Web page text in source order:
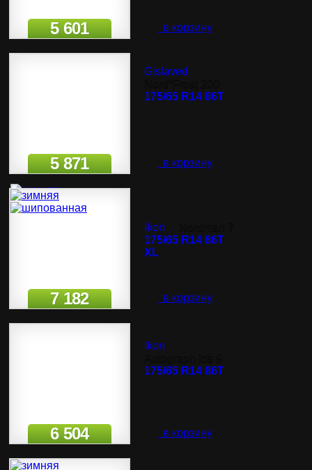
5 601
Gislaved
175/65 R14 86T
в корзину
5 871
Ikon
175/65 R14 86T
XL
в корзину
7 182
Ikon
175/65 R14 86T
в корзину
6 504 в корзину